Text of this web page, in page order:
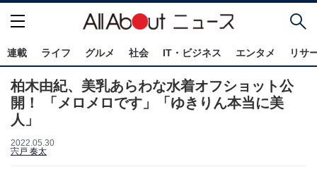
連載 ライフ グルメ 社会 IT・ビジネス エンタメ リサ
柏木由紀、美乳あらわな水着オフショット公
開！ 「メロメロです」「ゆきりん本当に美
人」
2022.05.30
宍戸 奏太